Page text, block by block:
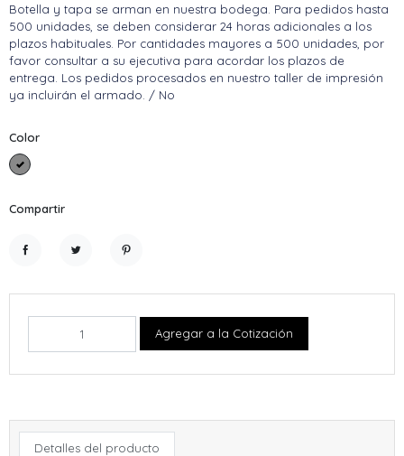
Botella y tapa se arman en nuestra bodega. Para pedidos hasta
500 unidades, se deben considerar 24 horas adicionales a los
plazos habituales. Por cantidades mayores a 500 unidades, por
favor consultar a su ejecutiva para acordar los plazos de
entrega. Los pedidos procesados en nuestro taller de impresión
ya incluirán el armado. / No
Color
Gris claro
Compartir
Agregar a la Cotización
Detalles del producto